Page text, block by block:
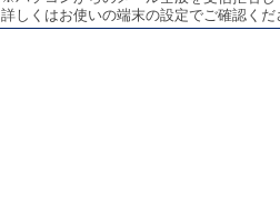
詳しくはお使いの端末の設定でご確認くだ